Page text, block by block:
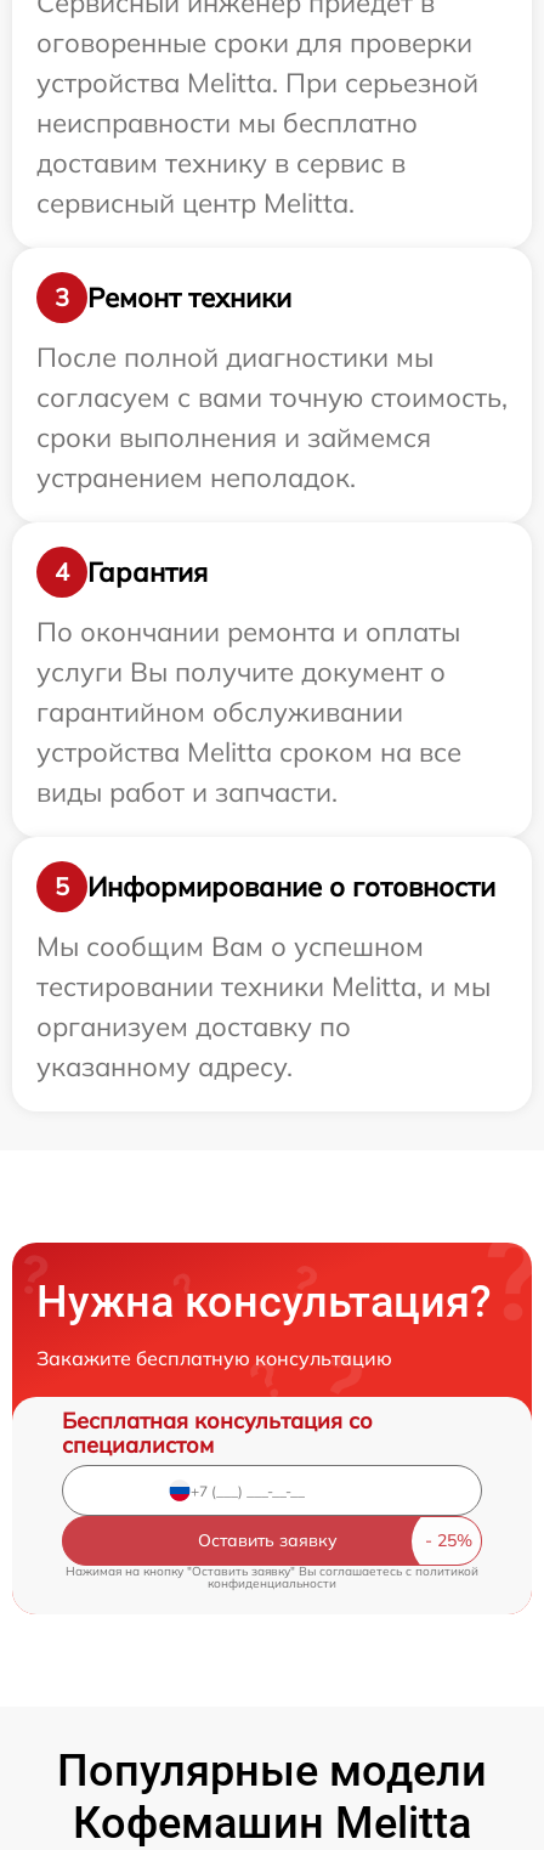
оговоренные сроки для проверки
устройства Melitta. При серьезной
неисправности мы бесплатно
доставим технику в сервис в
сервисный центр Melitta.
3
Ремонт техники
После полной диагностики мы
согласуем с вами точную стоимость,
сроки выполнения и займемся
устранением неполадок.
4
Гарантия
По окончании ремонта и оплаты
услуги Вы получите документ о
гарантийном обслуживании
устройства Melitta сроком на все
виды работ и запчасти.
5
Информирование о готовности
Мы сообщим Вам о успешном
тестировании техники Melitta, и мы
организуем доставку по
указанному адресу.
Нужна консультация?
Закажите бесплатную консультацию
Бесплатная консультация со
специалистом
Оставить заявку
Нажимая на кнопку "Оставить заявку" Вы соглашаетесь cполитикой
конфиденциальности
Популярные модели
Кофемашин Melitta